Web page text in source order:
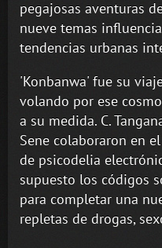
pegajosas aventuras
nueve temas
tendencias urbanas
'Konbanwa' fue su
volando por ese
a su medida. C.
Sene colaboraron en
de psicodelia
supuesto los códigos
para completar una
repletas de drogas,